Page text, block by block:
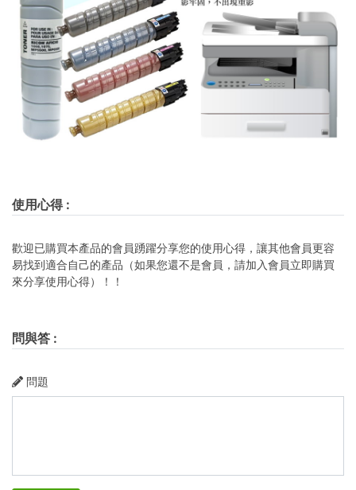
使用心得:
歡迎已購買本產品的會員踴躍分享您的使用心得，讓其他會員更容
易找到適合自己的產品（如果您還不是會員，請加入會員立即購買
來分享使用心得）！！
問與答 :
問題